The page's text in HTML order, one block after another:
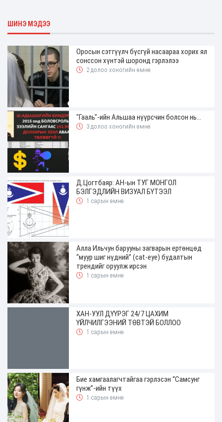
ШИНЭ МЭДЭЭ
Оросын сэтгүүлч бүсгүй насаараа хорих ял
сонссон хүнтэй шоронд гэрлэлээ
2 долоо хоногийн өмнө
"Гааль"-ийн Альшаа нүүрсчин болсон нь...
3 долоо хоногийн өмнө
Д.Цогтбаяр: АН-ын ТУГ МОНГОЛ
БЭЛГЭДЛИЙН ВИЗУАЛ БҮТЭЭЛ
1 сарын өмнө
Алла Ильчун барууны загварын ертөнцөд
“муур шиг нүдний” (cat-eye) будалтын
трендийг оруулж ирсэн
1 сарын өмнө
ХАН-УУЛ ДҮҮРЭГ 24/7 ЦАХИМ
ҮЙЛЧИЛГЭЭНИЙ ТӨВТЭЙ БОЛЛОО
1 сарын өмнө
Бие хамгаалагчтайгаа гэрлэсэн “Самсунг
гүнж”-ийн түүх
1 сарын өмнө